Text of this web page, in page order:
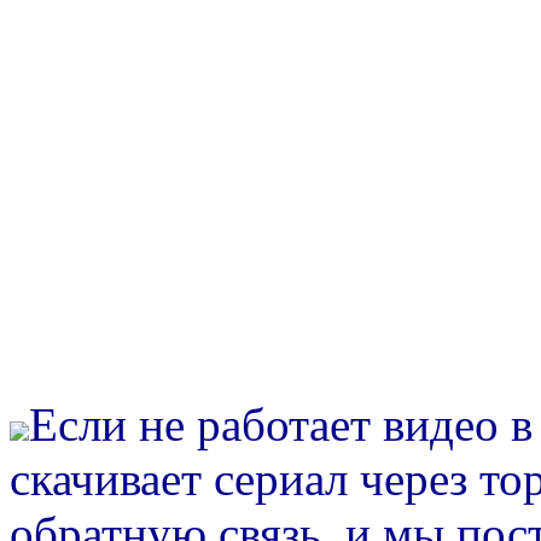
Если не работает видео
скачивает сериал через